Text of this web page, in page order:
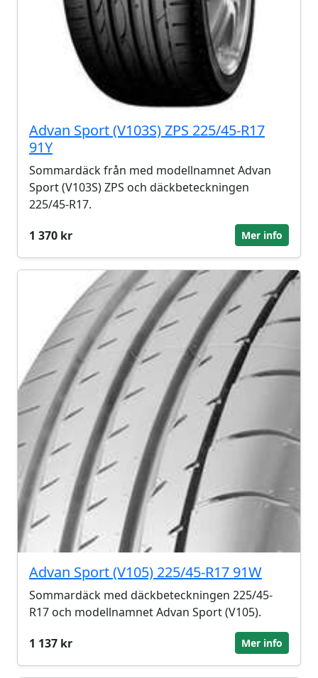
Advan Sport (V103S) ZPS 225/45-R17
91Y
Sommardäck från med modellnamnet Advan
Sport (V103S) ZPS och däckbeteckningen
225/45-R17.
1 370 kr
Mer info
Advan Sport (V105) 225/45-R17 91W
Sommardäck med däckbeteckningen 225/45-
R17 och modellnamnet Advan Sport (V105).
1 137 kr
Mer info